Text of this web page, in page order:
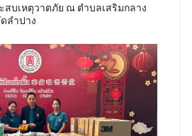
สบเหตุวาตภัย ณ ตำบลเสริมกลาง
ลำปาง